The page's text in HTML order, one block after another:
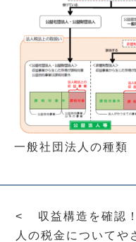
一般社団法人の種類
収益構造を確認
人の税金についてや